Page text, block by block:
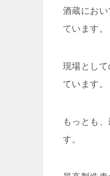
酒蔵にお
ています。
現場とし
ています。
もっとも
す。